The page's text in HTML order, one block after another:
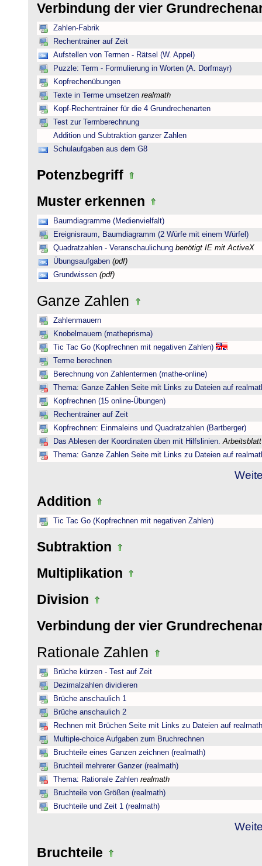
Verbindung der vier
Zahlen-Fabrik
Rechentrainer auf Zeit
Aufstellen von Termen - Rätsel (W. Appel)
Puzzle: Term - Formulierung in Worten (A. Dorfmayr)
Kopfrechenübungen
Texte in Terme umsetzen realmath
Kopf-Rechentrainer für die 4 Grundrechenarten
Test zur Termberechnung
Addition und Subtraktion ganzer Zahlen
Schulaufgaben aus dem G8
Potenzbegriff
Muster erkennen
Baumdiagramme (Medienvielfalt)
Ereignisraum, Baumdiagramm (2 Würfe mit einem Würfel)
Quadratzahlen - Veranschaulichung benötigt IE mit ActiveX
Übungsaufgaben (pdf)
Grundwissen (pdf)
Ganze Zahlen
Zahlenmauern
Knobelmauern (matheprisma)
Tic Tac Go (Kopfrechnen mit negativen Zahlen)
Terme berechnen
Berechnung von Zahlentermen (mathe-online)
Thema: Ganze Zahlen Seite mit Links zu Dateien auf
Kopfrechnen (15 online-Übungen)
Rechentrainer auf Zeit
Kopfrechnen: Einmaleins und Quadratzahlen (Bartberger)
Das Ablesen der Koordinaten üben mit Hilfslinien.
Thema: Ganze Zahlen Seite mit Links zu Dateien auf
Addition
Tic Tac Go (Kopfrechnen mit negativen Zahlen)
Subtraktion
Multiplikation
Division
Verbindung der vier
Rationale Zahlen
Brüche kürzen - Test auf Zeit
Dezimalzahlen dividieren
Brüche anschaulich 1
Brüche anschaulich 2
Rechnen mit Brüchen Seite mit Links zu Dateien auf
Multiple-choice Aufgaben zum Bruchrechnen
Bruchteile eines Ganzen zeichnen (realmath)
Bruchteil mehrerer Ganzer (realmath)
Thema: Rationale Zahlen realmath
Bruchteile von Größen (realmath)
Bruchteile und Zeit 1 (realmath)
Bruchteile